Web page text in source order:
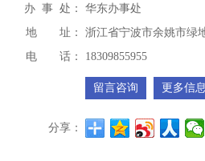
办 事 处：
华东办事处
地 址：
浙江省宁波市余姚市绿
电 话：
18309855955
留言咨询 更多信息
分享：